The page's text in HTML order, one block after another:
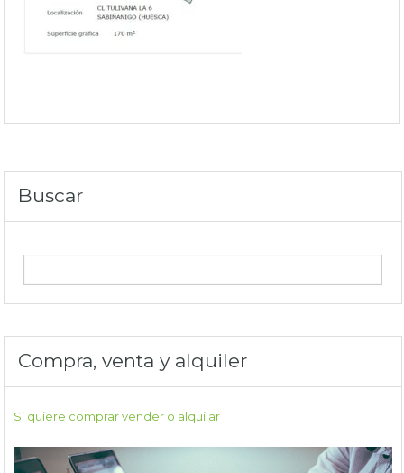
Buscar
Compra, venta y alquiler
Si quiere comprar vender o alquilar